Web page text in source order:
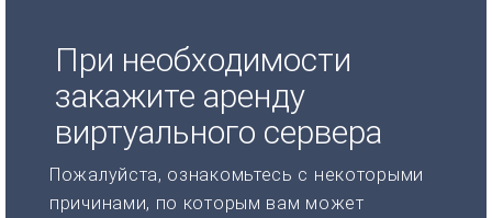
При необходимости
закажите аренду
виртуального сервера
Пожалуйста, ознакомьтесь с некоторыми
причинами, по которым вам может